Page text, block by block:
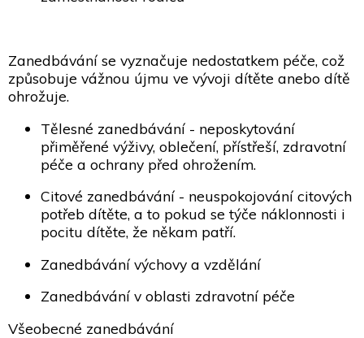
Zanedbávání se vyznačuje nedostatkem péče, což
způsobuje vážnou újmu ve vývoji dítěte anebo dítě
ohrožuje.
Tělesné zanedbávání - neposkytování
přiměřené výživy, oblečení, přístřeší, zdravotní
péče a ochrany před ohrožením.
Citové zanedbávání - neuspokojování citových
potřeb dítěte, a to pokud se týče náklonnosti i
pocitu dítěte, že někam patří.
Zanedbávání výchovy a vzdělání
Zanedbávání v oblasti zdravotní péče
Všeobecné zanedbávání